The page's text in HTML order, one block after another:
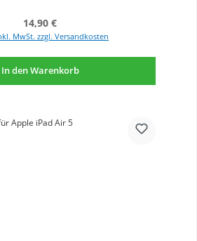
Regulärer Preis:
14,90 €
MwSt. zzgl. Versandkosten
In den Warenkorb